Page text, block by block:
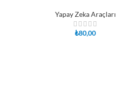
Yapay Zeka Araçları
₺80,00